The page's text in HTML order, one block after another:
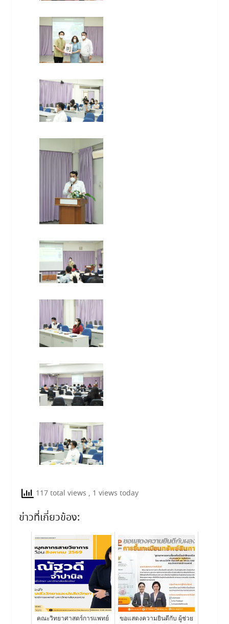
117 total views , 1 views today
ข่าวที่เกี่ยวข้อง:
คณะวิทยาศาสตร์การแพทย์
ขอแสดงความยินดีกับ ผู้ช่วย